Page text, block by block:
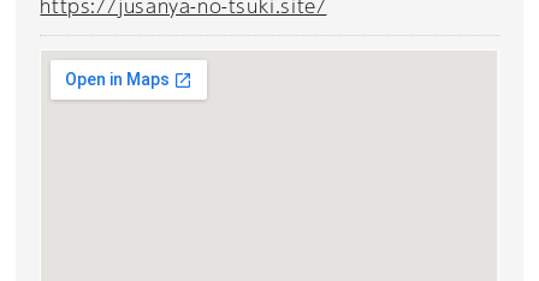
https://jusanya-no-tsuki.site/